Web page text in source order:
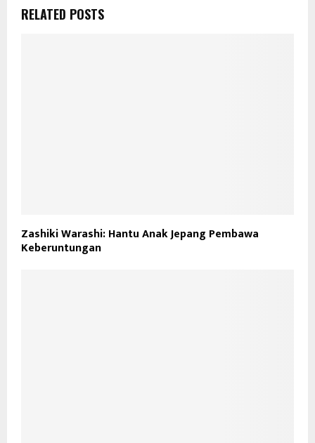
RELATED POSTS
Zashiki Warashi: Hantu Anak Jepang Pembawa
Keberuntungan